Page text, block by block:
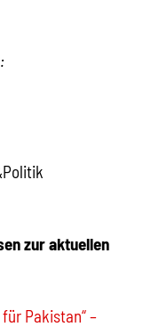
zur aktuellen
Pakistan“ –